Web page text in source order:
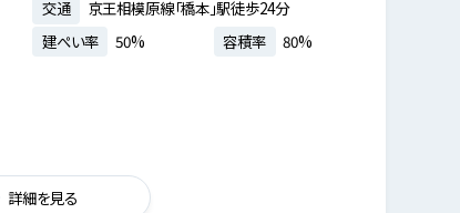
交通
京王相模原線「橋本」駅徒歩24分
建ぺい率 50% 容積率 80%
詳細を見る